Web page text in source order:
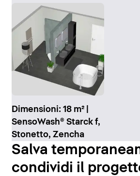
Dimensioni: 18 m² |
SensoWash® Starck f,
Stonetto, Zencha
Salva
condividi il